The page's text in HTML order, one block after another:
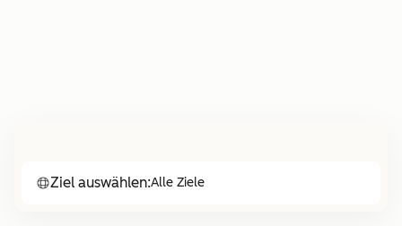
Ziel auswählen:Alle Ziele